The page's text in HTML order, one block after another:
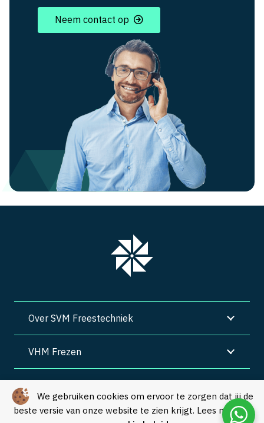
We gebruiken cookies om ervoor te zorgen dat jij de
beste versie van onze website te zien krijgt. Lees meer in
Neem contact op
Over SVM Freestechniek
VHM Frezen
Algemene voorwaarden | Privacy